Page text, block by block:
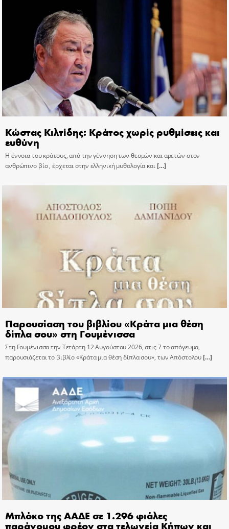
Κώστας Κιλτίδης: Κράτος χωρίς ρυθμίσεις και
ευθύνη
Η έννοια του κράτους, από την γέννηση των θεσμών και αρετών στον
ανθρώπινο βίο , έρχεται στην ελληνική μυθολογία και[…]
Παρουσίαση του βιβλίου «Κράτα μια θέση
δίπλα σου» στη Γουμένισσα
Στη Γουμένισσα την Τετάρτη 12 Αυγούστου 2026, στις 7 το απόγευμα,
παρουσιάζεται το βιβλίο «Κράτα μια θέση δίπλα σου», των Απόστολου[…]
Μπλόκο της ΑΑΔΕ σε 1.296 φιάλες
παράνομου φρέον στα τελωνεία Κήπων και